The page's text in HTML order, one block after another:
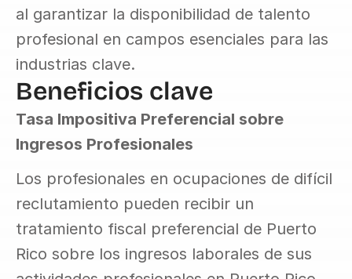
al garantizar la disponibilidad de talento
profesional en campos esenciales para las
industrias clave.
Beneficios clave
Tasa Impositiva Preferencial sobre
Ingresos Profesionales
Los profesionales en ocupaciones de difícil
reclutamiento pueden recibir un
tratamiento fiscal preferencial de Puerto
Rico sobre los ingresos laborales de sus